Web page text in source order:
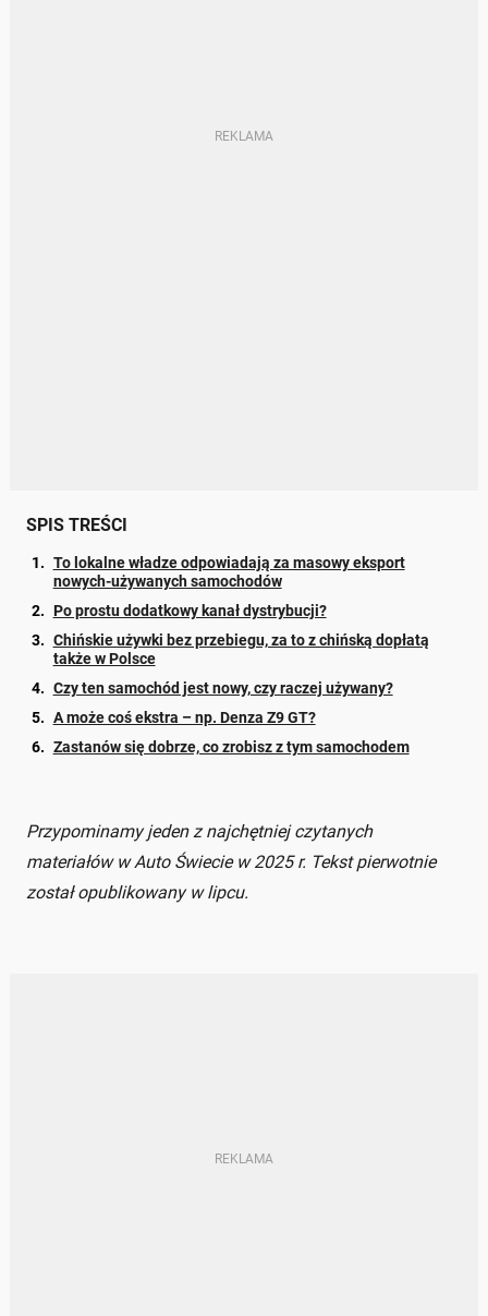
SPIS TREŚCI
To lokalne władze odpowiadają za masowy eksport
nowych-używanych samochodów
Po prostu dodatkowy kanał dystrybucji?
Chińskie używki bez przebiegu, za to z chińską dopłatą
także w Polsce
Czy ten samochód jest nowy, czy raczej używany?
A może coś ekstra – np. Denza Z9 GT?
Zastanów się dobrze, co zrobisz z tym samochodem
Przypominamy jeden z najchętniej czytanych
materiałów w Auto Świecie w 2025 r. Tekst pierwotnie
został opublikowany w lipcu.